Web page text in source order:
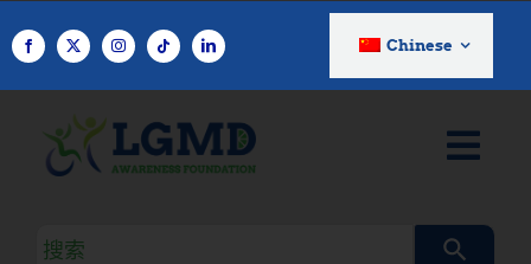
至
Chinese
搜